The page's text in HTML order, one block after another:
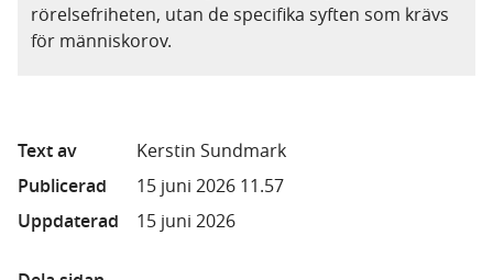
rörelsefriheten, utan de specifika syften som krävs
för människorov.
Text av
Kerstin Sundmark
Publicerad
15 juni 2026 11.57
Uppdaterad
15 juni 2026